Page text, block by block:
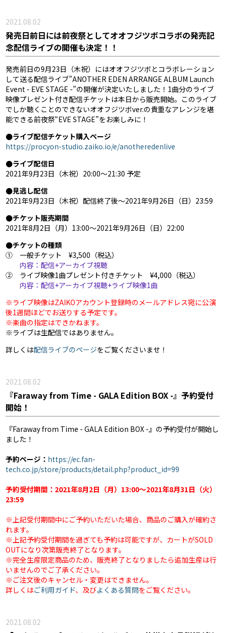
2021.08.02
発売日前日には前夜祭としてオオフジツボコラボの発売記
念配信ライブの開催も決定！！
発売前日の9月23日（木祝）にはオオフジツボとコラボレーション
して送る配信ライブ”ANOTHER EDEN ARRANGE ALBUM Launch
Event - EVE STAGE -”の開催が決定いたしました！1曲分のライブ
映像プレゼント付き配信チケットは本日から販売開始。このライブ
でしか聴くことのできないオオフジツボver.の貴重なアレンジを堪
能できる前夜祭“EVE STAGE”をお楽しみに！
●ライブ配信チケット購入ページ
https://procyon-studio.zaiko.io/e/anotheredenlive
●ライブ配信日
2021年9月23日（木祝）20:00〜21:30 予定
●見逃し配信
2021年9月23日（木祝）配信終了後〜2021年9月26日（日）23:59
●チケット販売期間
2021年8月2日（月）13:00〜2021年9月26日（日）22:00
●チケットの種類
① 一般チケット ¥3,500（税込）
内容：配信+アーカイブ視聴
② ライブ映像1曲プレゼント付きチケット ¥4,000（税込）
内容：配信+アーカイブ視聴+ライブ映像1曲
※ライブ映像はZAIKOアカウント登録時のメールアドレス宛に公演
後1週間ほどでお送りする予定です。
※楽曲の指定はできかねます。
※ライブは生配信ではありません。
詳しくは配信ライブのページをご覧くださいませ！
2021.08.02
『Faraway from Time - GALA Edition BOX -』予約受付
開始！
『Faraway from Time - GALA Edition BOX -』の予約受付が開始し
ました！
予約ページ： https://ec.fan-
tech.co.jp/store/products/detail.php?product_id=99
予約受付期間：2021年8月2日（月）13:00〜2021年8月31日（火）
23:59
※上記受付期間中にご予約いただいた場合、商品のご購入が確約さ
れます。
※上記予約受付期間を過ぎても予約は可能ですが、カートがSOLD
OUTになり次第販売終了となります。
※完全生産限定商品のため、販売終了となりましたら追加生産は行
いませんのでご了承ください。
※ご注文後のキャンセル・変更はできません。
詳しくはご利用ガイド、及びよくある質問をご覧ください。
2021.08.02